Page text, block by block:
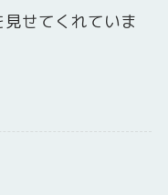
せてくれていま